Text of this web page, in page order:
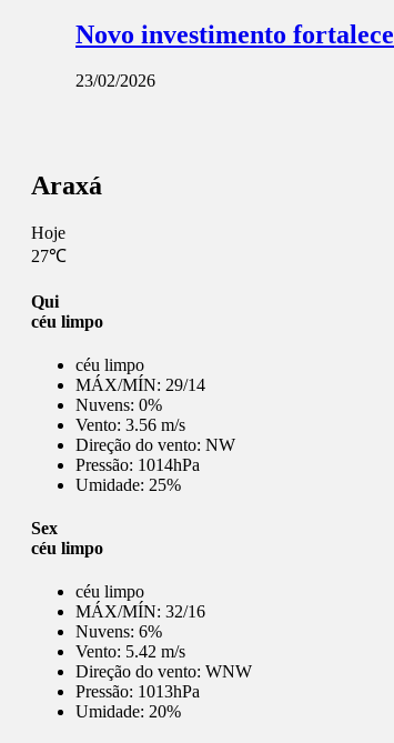
Novo investimento
23/02/2026
Araxá
Hoje
27℃
Qui
céu limpo
céu limpo
MÁX/MÍN: 29/14
Nuvens: 0%
Vento: 3.56 m/s
Direção do vento: NW
Pressão: 1014hPa
Umidade: 25%
Sex
céu limpo
céu limpo
MÁX/MÍN: 32/16
Nuvens: 6%
Vento: 5.42 m/s
Direção do vento: WNW
Pressão: 1013hPa
Umidade: 20%